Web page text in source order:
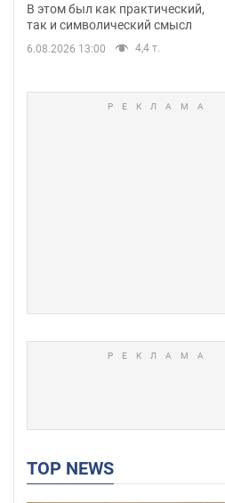
В этом был как практический,
так и символический смысл
6.08.2026 13:00 4,4 т.
TOP NEWS